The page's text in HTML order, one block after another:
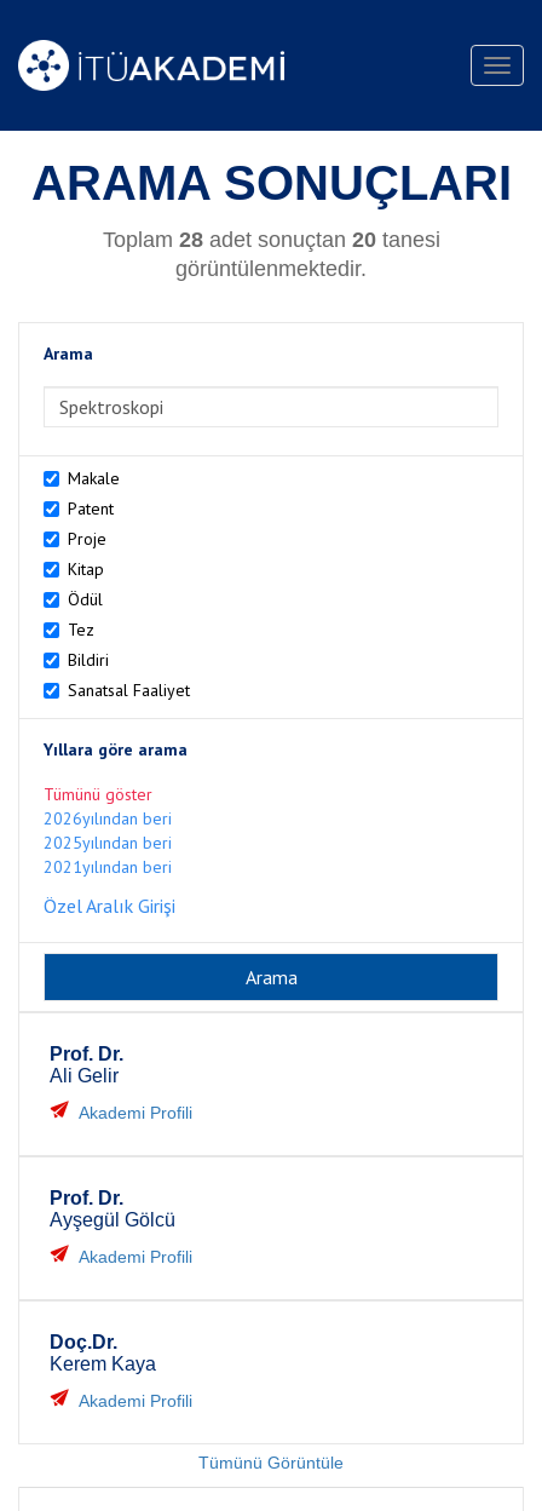
ARAMA SONUÇLARI
Toplam 28adet sonuçtan 20tanesi
görüntülenmektedir.
Arama
Makale
Patent
Proje
Kitap
Ödül
Tez
Bildiri
Sanatsal Faaliyet
Yıllara göre arama
Tümünü göster
2026yılından beri
2025yılından beri
2021yılından beri
Özel Aralık Girişi
Prof. Dr.
Ali Gelir
Akademi Profili
Prof. Dr.
Ayşegül Gölcü
Akademi Profili
Doç.Dr.
Kerem Kaya
Akademi Profili
Tümünü Görüntüle